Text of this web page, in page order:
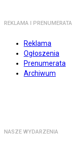
REKLAMA I PRENUMERATA
Reklama
Ogłoszenia
Prenumerata
Archiwum
NASZE WYDARZENIA